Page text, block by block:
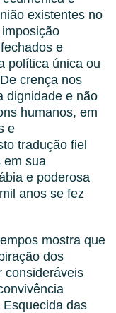
existentes no
e
política única ou
crença nos
dignidade e não
humanos, em
e
tradução fiel
em sua
e poderosa
anos se fez
mostra que
dos
consideráveis
das